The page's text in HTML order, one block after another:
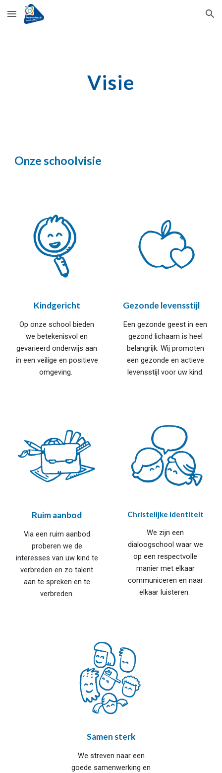
Skip to main content Skip to navigation
Visie
Onze schoolvisie
Kindgericht
Op onze school bieden
we betekenisvol en
gevarieerd onderwijs aan
in een veilige en positieve
omgeving.
Gezonde levensstijl
Een gezonde geest in een
gezond lichaam is heel
belangrijk. Wij promoten
een gezonde en actieve
levensstijl voor uw kind.
Ruim aanbod
Via een ruim aanbod
proberen we de
interesses van uw kind te
verbreden en zo talent
aan te spreken en te
verbreden.
Christelijke identiteit
We zijn een
dialoogschool waar we
op een respectvolle
manier met elkaar
communiceren en naar
elkaar luisteren.
Samen sterk
We streven naar een
goede samenwerking en